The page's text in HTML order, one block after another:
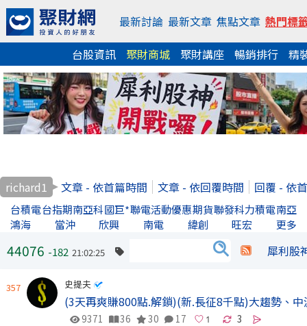
最新討論 最新文章 焦點文章 熱門標
台股資訊
聚財商城 聚財講座 暢銷排行 精
richard1 文章 - 依首篇時間 文章 - 依回覆時間 回覆 - 依
台積電台指期南亞科國巨*聯電活動優惠期貨聯發科力積電南亞
鴻海
當沖 欣興 南電 緯創 旺宏 更多
44076 -182 21:02:25 犀利股
357 史提夫
(3天再爽賺800點.解鎖)(新.長征8千點)大趨勢、
9371 36 30 17 3